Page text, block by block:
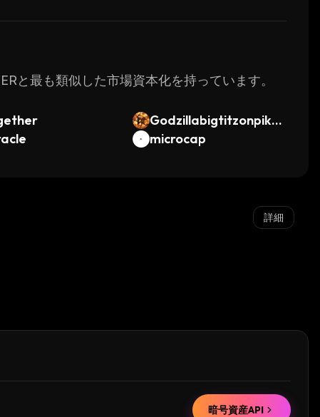
と最も類似した市場資本化を持っています。
Godzillabigtitzonpika
horse
microcap
詳細
暗号資産API